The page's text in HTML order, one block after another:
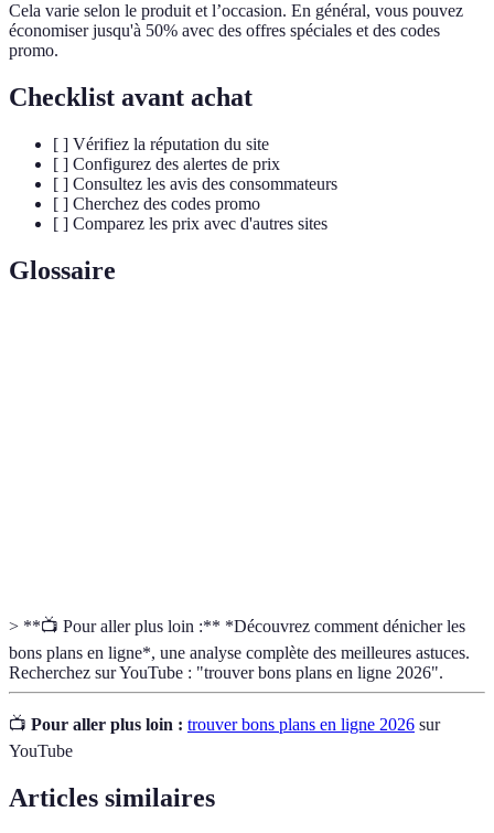
Cela varie selon le produit et l’occasion. En général, vous pouvez
économiser jusqu'à 50% avec des offres spéciales et des codes
promo.
Checklist avant achat
[ ] Vérifiez la réputation du site
[ ] Configurez des alertes de prix
[ ] Consultez les avis des consommateurs
[ ] Cherchez des codes promo
[ ] Comparez les prix avec d'autres sites
Glossaire
> **📺 Pour aller plus loin :** *Découvrez comment dénicher les
bons plans en ligne*, une analyse complète des meilleures astuces.
Recherchez sur YouTube : "trouver bons plans en ligne 2026".
📺 Pour aller plus loin : trouver bons plans en ligne 2026 sur
YouTube
Articles similaires